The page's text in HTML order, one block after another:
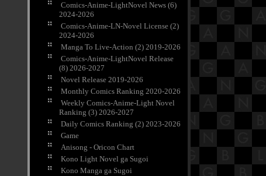
Comics-Anime-LightNovel News (6)
2024-2026
Comics-Anime-LN-Novel License (2)
2024-2026
Manga To Live-Action (2) 2019-2026
Comics-Anime-LightNovel Release
(8) 2026-2027
Novel Release 2019-2026
Monthly Comics Ranking 2020-2026
Weekly Comics-Anime-Light Novel
Ranking (3) 2026-2027
Daily Comics Ranking (2) 2023-2026
Game
Anisong - Oricon Chart
Kono Light Novel ga Sugoi
Kono Manga ga Sugoi